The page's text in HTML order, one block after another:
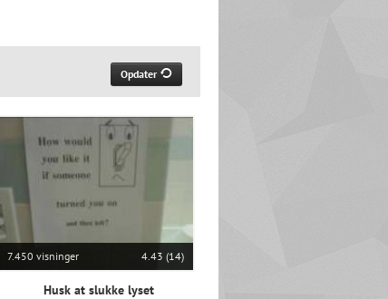
Opdater
7.450 visninger 4.43 (14)
Husk at slukke lyset